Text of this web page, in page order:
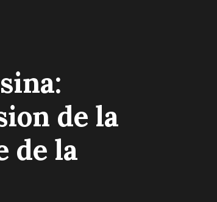
de la
de la